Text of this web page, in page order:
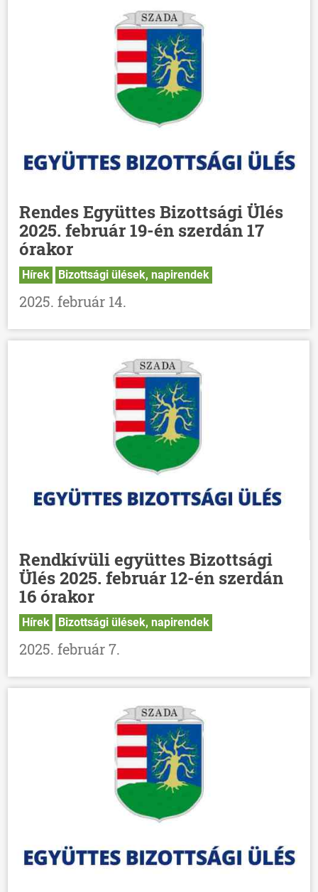
Rendes Együttes Bizottsági Ülés
2025. február 19-én szerdán 17
órakor
Hírek Bizottsági ülések, napirendek
2025. február 14.
Rendkívüli együttes Bizottsági
Ülés 2025. február 12-én szerdán
16 órakor
Hírek Bizottsági ülések, napirendek
2025. február 7.